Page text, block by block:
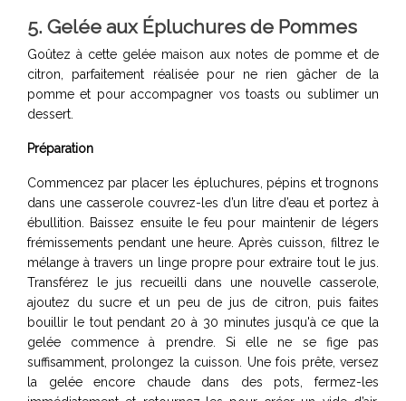
5. Gelée aux Épluchures de Pommes
Goûtez à cette gelée maison aux notes de pomme et de
citron, parfaitement réalisée pour ne rien gâcher de la
pomme et pour accompagner vos toasts ou sublimer un
dessert.
Préparation
Commencez par placer les épluchures, pépins et trognons
dans une casserole couvrez-les d’un litre d’eau et portez à
ébullition. Baissez ensuite le feu pour maintenir de légers
frémissements pendant une heure. Après cuisson, filtrez le
mélange à travers un linge propre pour extraire tout le jus.
Transférez le jus recueilli dans une nouvelle casserole,
ajoutez du sucre et un peu de jus de citron, puis faites
bouillir le tout pendant 20 à 30 minutes jusqu'à ce que la
gelée commence à prendre. Si elle ne se fige pas
suffisamment, prolongez la cuisson. Une fois prête, versez
la gelée encore chaude dans des pots, fermez-les